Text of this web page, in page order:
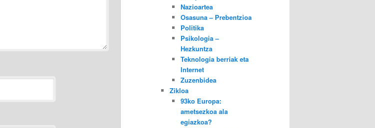
Nazioartea
Osasuna – Prebentzioa
Politika
Psikologia –
Hezkuntza
Teknologia berriak eta
Internet
Zuzenbidea
Zikloa
93ko Europa:
ametsezkoa ala
egiazkoa?